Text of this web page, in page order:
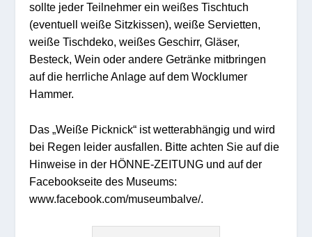
sollte jeder Teilnehmer ein weißes Tischtuch
(eventuell weiße Sitzkissen), weiße Servietten,
weiße Tischdeko, weißes Geschirr, Gläser,
Besteck, Wein oder andere Getränke mitbringen
auf die herrliche Anlage auf dem Wocklumer
Hammer.
Das „Weiße Picknick“ ist wetterabhängig und wird
bei Regen leider ausfallen. Bitte achten Sie auf die
Hinweise in der HÖNNE-ZEITUNG und auf der
Facebookseite des Museums:
www.facebook.com/museumbalve/.